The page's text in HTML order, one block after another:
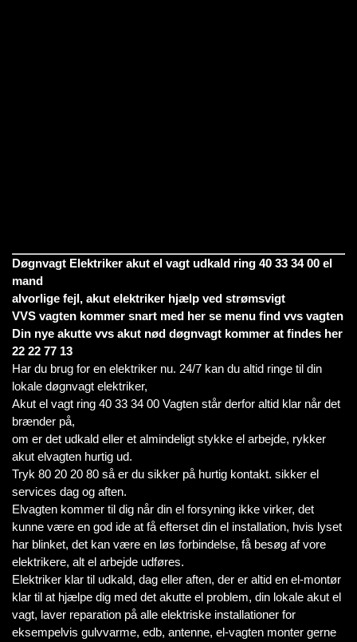
Døgnvagt Elektriker akut el vagt udkald ring 40 33 34 00 el
mand
alvorlige fejl, akut elektriker hjælp ved strømsvigt
VVS vagten kommer snart med her se menu find vvs vagten
Din nye akutte vvs akut nød døgnvagt kommer at findes her
22 22 77 13
Har du brug for en elektriker nu. 24/7 kan du altid ringe til din
lokale døgnvagt elektriker,
Akut el vagt ring 40 33 34 00 Vagten står derfor altid klar når det
brænder på,
om er det udkald eller et almindeligt stykke el arbejde, rykker
akut elvagten hurtig ud.
Tryk 80 20 20 80 så er du sikker på hurtig kontakt. sikker el
services dag og aften.
Elvagten kommer til dig når din el forsyning ikke virker, det
kunne være en god ide at få efterset din el installation, hvis lyset
har blinket, det kan være en løs forbindelse, få besøg af vore
elektrikere, alt el arbejde udføres.
Elektriker klar til udkald, dag eller aften, der er altid en el-montør
klar til at hjælpe dig med det akutte el problem, din lokale akut el
vagt, laver reparation på alle elektriske installationer for
eksempelvis gulvvarme, edb, antenne, el-vagten monter gerne